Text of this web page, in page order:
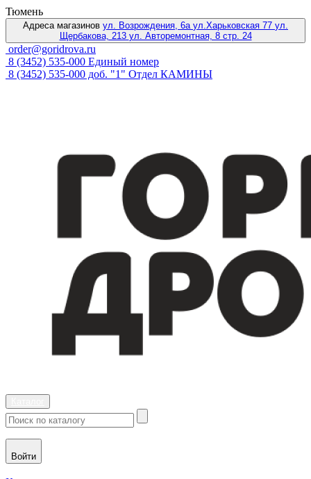
Тюмень
Адреса магазинов ул. Возрождения, 6а ул.Харьковская 77 ул.
Щербакова, 213 ул. Авторемонтная, 8 стр. 24
order@goridrova.ru
8 (3452) 535-000 Единый номер
8 (3452) 535-000 доб. "1" Отдел КАМИНЫ
Войти